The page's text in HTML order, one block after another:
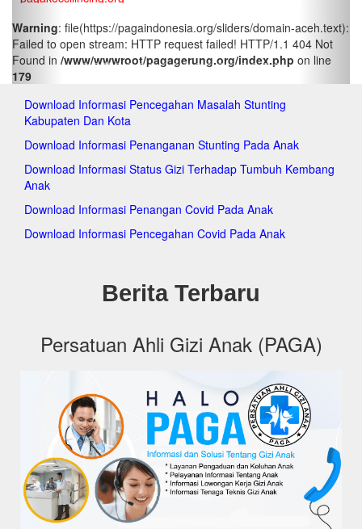
pagakeckoja.org
pagakecpademangan.org
pagakecpenjaringan.org
pagakectanjungpriok.org
pagakeccipayung.org
pagakecciracas.org
pagakecdurensawit.org
pagakeckramatjati.org
pagakecmakasar.org
pagakecmatraman.org
pagakecpulogadung.org
pagakeckepulauanseribuutara.org
pagakeckembangan.org
pagakeckalideres.org
pagakeckebonjeruk.org
pagakecgrogolpetamburan.org
pagakeccengkareng.org
pagakectebet.org
pagakecsetiabudi.org
pagakecpesanggrahan.org
pagakecpasarminggu.org
pagakecpancoran.org
pagakecmampangprapatan.org
Warning: file(https://pagaindonesia.org/sliders/domain-aceh.text):
Failed to open stream: HTTP request failed! HTTP/1.1 404 Not
Found in /www/wwwroot/pagagerung.org/index.php on line
179
Download Informasi Pencegahan Masalah Stunting
Kabupaten Dan Kota
Download Informasi Penanganan Stunting Pada Anak
Download Informasi Status Gizi Terhadap Tumbuh Kembang
Anak
Download Informasi Penangan Covid Pada Anak
Download Informasi Pencegahan Covid Pada Anak
Berita Terbaru
Persatuan Ahli Gizi Anak (PAGA)